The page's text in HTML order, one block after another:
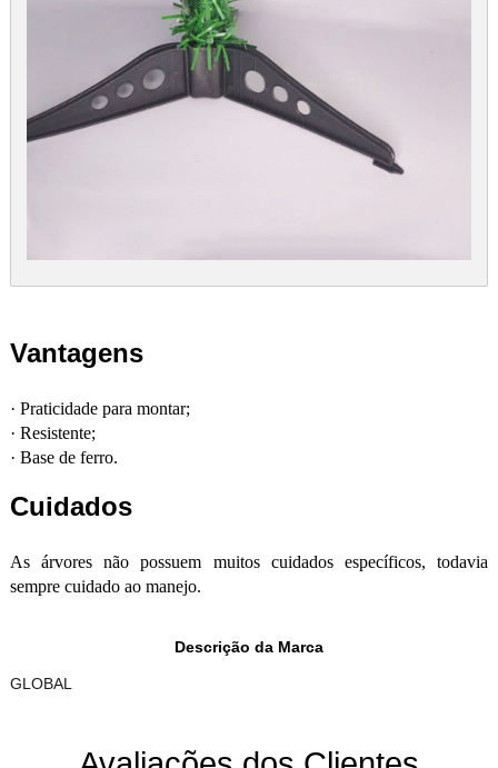
Vantagens
· Praticidade para montar;
· Resistente;
· Base de ferro.
Cuidados
As árvores não possuem muitos cuidados específicos, todavia
sempre cuidado ao manejo.
Descrição da Marca
GLOBAL